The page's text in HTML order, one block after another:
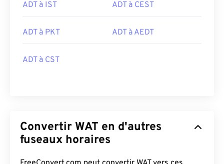
ADT à IST ADT à CEST
ADT à PKT ADT à AEDT
ADT à CST
Convertir WAT en d'autres
fuseaux horaires